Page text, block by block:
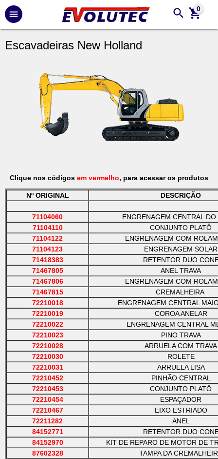
0
Escavadeiras New Holland
Clique nos códigos em vermelho, para acessar os produtos
Nº ORIGINAL DESCRIÇÃO
71104060
ENGRENAGEM CENTRAL DO
71104110
CONJUNTO PLATÔ
71104122
ENGRENAGEM COM
71104123
ENGRENAGEM SOLAR
71418383
RETENTOR DUO
71467805
ANEL TRAVA
71467806
ENGRENAGEM COM
71467815
CREMALHEIRA
72210018
ENGRENAGEM CENTRAL
72210019
COROA ANELAR
72210022
ENGRENAGEM CENTRAL
72210023
PINO TRAVA
72210028
ARRUELA COM TRAVA
72210030
ROLETE
72210031
ARRUELA LISA
72210452
PINHÃO CENTRAL
72210453
CONJUNTO PLATÔ
72210454
ESPAÇADOR
72210467
EIXO ESTRIADO
72211282
ANEL
84152771
RETENTOR DUO
84152970
KIT DE REPARO DE MOTOR DE
87602328
TAMPA DA